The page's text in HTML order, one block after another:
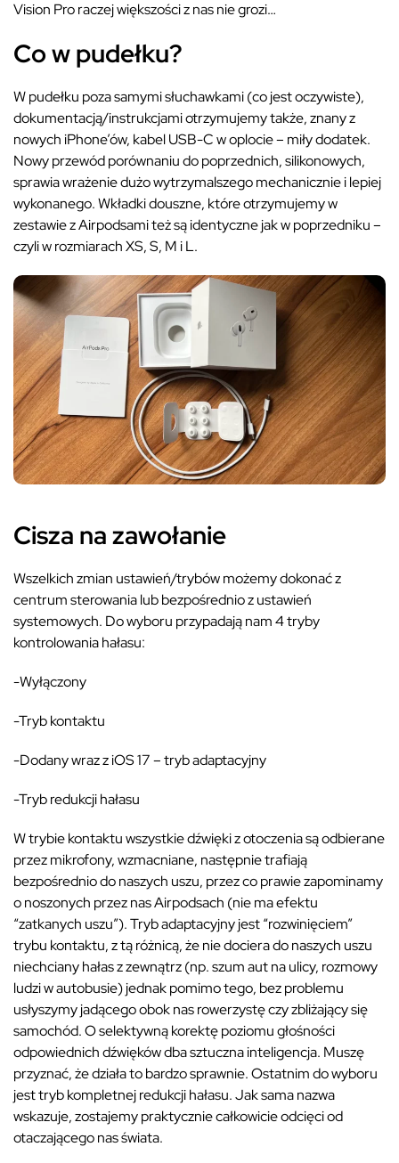
Vision Pro raczej większości z nas nie grozi…
Co w pudełku?
W pudełku poza samymi słuchawkami (co jest oczywiste),
dokumentacją/instrukcjami otrzymujemy także, znany z
nowych iPhone’ów, kabel USB-C w oplocie – miły dodatek.
Nowy przewód porównaniu do poprzednich, silikonowych,
sprawia wrażenie dużo wytrzymalszego mechanicznie i lepiej
wykonanego. Wkładki douszne, które otrzymujemy w
zestawie z Airpodsami też są identyczne jak w poprzedniku –
czyli w rozmiarach XS, S, M i L.
Cisza na zawołanie
Wszelkich zmian ustawień/trybów możemy dokonać z
centrum sterowania lub bezpośrednio z ustawień
systemowych. Do wyboru przypadają nam 4 tryby
kontrolowania hałasu:
-Wyłączony
-Tryb kontaktu
-Dodany wraz z iOS 17 – tryb adaptacyjny
-Tryb redukcji hałasu
W trybie kontaktu wszystkie dźwięki z otoczenia są odbierane
przez mikrofony, wzmacniane, następnie trafiają
bezpośrednio do naszych uszu, przez co prawie zapominamy
o noszonych przez nas Airpodsach (nie ma efektu
“zatkanych uszu”). Tryb adaptacyjny jest “rozwinięciem”
trybu kontaktu, z tą różnicą, że nie dociera do naszych uszu
niechciany hałas z zewnątrz (np. szum aut na ulicy, rozmowy
ludzi w autobusie) jednak pomimo tego, bez problemu
usłyszymy jadącego obok nas rowerzystę czy zbliżający się
samochód. O selektywną korektę poziomu głośności
odpowiednich dźwięków dba sztuczna inteligencja. Muszę
przyznać, że działa to bardzo sprawnie. Ostatnim do wyboru
jest tryb kompletnej redukcji hałasu. Jak sama nazwa
wskazuje, zostajemy praktycznie całkowicie odcięci od
otaczającego nas świata.